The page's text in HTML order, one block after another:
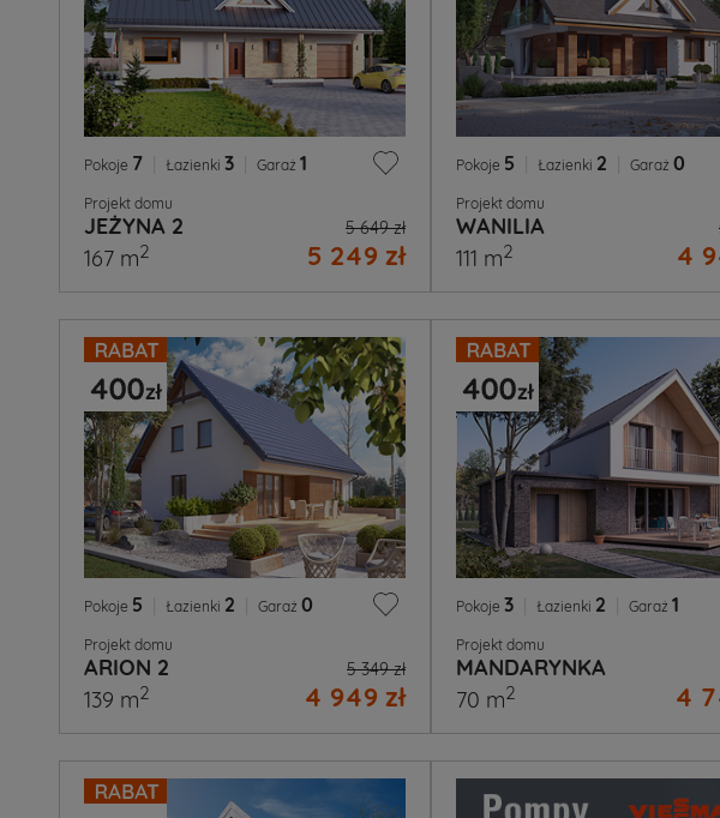
Pokoje 7 Łazienki 3 Garaż 1
Projekt domu
JEŻYNA 2 5 649 zł
5 249 zł
167 m2
Pokoje 5 Łazienki 2 Garaż 0
Projekt domu
WANILIA
4
111 m2
Pokoje 5 Łazienki 2 Garaż 0
Projekt domu
ARION 2 5 349 zł
4 949 zł
139 m2
Pokoje 3 Łazienki 2 Garaż 1
Projekt domu
MANDARYNKA
4
70 m2